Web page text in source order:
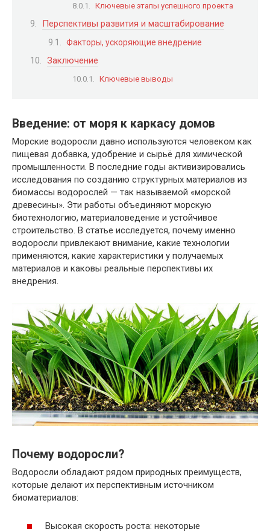
Ключевые этапы успешного проекта
Перспективы развития и масштабирование
Факторы, ускоряющие внедрение
Заключение
Ключевые выводы
Введение: от моря к каркасу домов
Морские водоросли давно используются человеком как
пищевая добавка, удобрение и сырьё для химической
промышленности. В последние годы активизировались
исследования по созданию структурных материалов из
биомассы водорослей — так называемой «морской
древесины». Эти работы объединяют морскую
биотехнологию, материаловедение и устойчивое
строительство. В статье исследуется, почему именно
водоросли привлекают внимание, какие технологии
применяются, какие характеристики у получаемых
материалов и каковы реальные перспективы их
внедрения.
Почему водоросли?
Водоросли обладают рядом природных преимуществ,
которые делают их перспективным источником
биоматериалов:
Высокая скорость роста: некоторые